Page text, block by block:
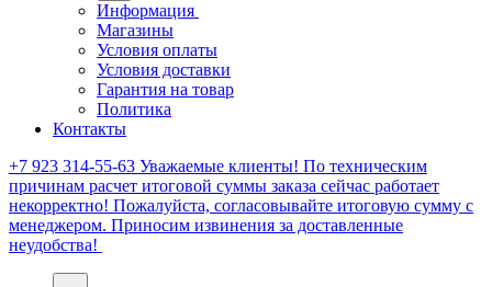
Информация
Магазины
Условия оплаты
Условия доставки
Гарантия на товар
Политика
Контакты
+7 923 314-55-63 Уважаемые клиенты! По техническим
причинам расчет итоговой суммы заказа сейчас работает
некорректно! Пожалуйста, согласовывайте итоговую сумму с
менеджером. Приносим извинения за доставленные
неудобства!